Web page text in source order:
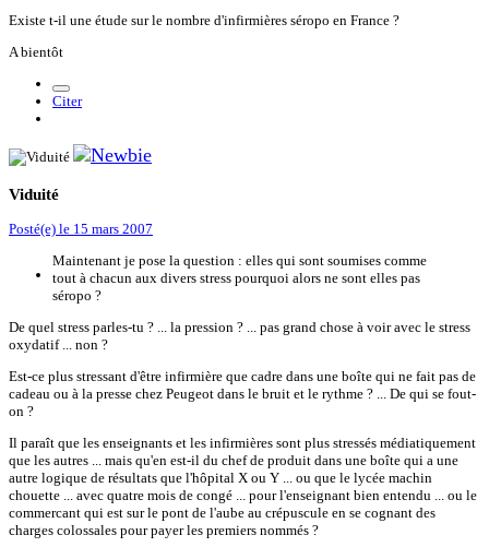
Existe t-il une étude sur le nombre d'infirmières séropo en France ?
A bientôt
Citer
Viduité
Posté(e) le 15 mars 2007
Maintenant je pose la question : elles qui sont soumises comme
tout à chacun aux divers stress pourquoi alors ne sont elles pas
séropo ?
De quel stress parles-tu ? ... la pression ? ... pas grand chose à voir avec le stress
oxydatif ... non ?
Est-ce plus stressant d'être infirmière que cadre dans une boîte qui ne fait pas de
cadeau ou à la presse chez Peugeot dans le bruit et le rythme ? ... De qui se fout-
on ?
Il paraît que les enseignants et les infirmières sont plus stressés médiatiquement
que les autres ... mais qu'en est-il du chef de produit dans une boîte qui a une
autre logique de résultats que l'hôpital X ou Y ... ou que le lycée machin
chouette ... avec quatre mois de congé ... pour l'enseignant bien entendu ... ou le
commercant qui est sur le pont de l'aube au crépuscule en se cognant des
charges colossales pour payer les premiers nommés ?